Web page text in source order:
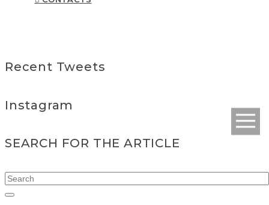
Recent Tweets
Instagram
SEARCH FOR THE ARTICLE